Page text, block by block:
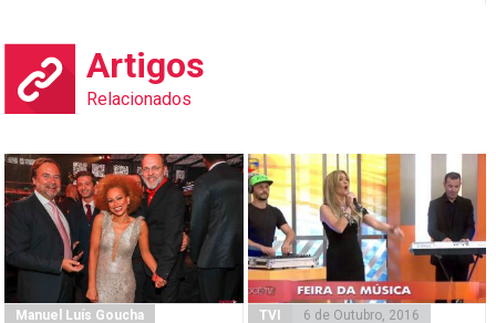
Artigos
Relacionados
Manuel Luís Goucha
TVI 6 de Outubro, 2016